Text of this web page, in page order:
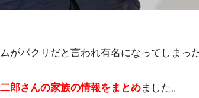
がパクリだと言われ有名になってしまっ
郎さんの家族の情報をまとめました。